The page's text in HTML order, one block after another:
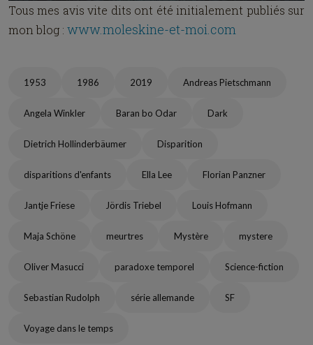
Tous mes avis vite dits ont été initialement publiés sur
mon blog : www.moleskine-et-moi.com
1953 1986 2019 Andreas Pietschmann
Angela Winkler Baran bo Odar Dark
Dietrich Hollinderbäumer Disparition
disparitions d'enfants Ella Lee Florian Panzner
Jantje Friese Jördis Triebel Louis Hofmann
Maja Schöne meurtres Mystère mystere
Oliver Masucci paradoxe temporel Science-fiction
Sebastian Rudolph série allemande SF
Voyage dans le temps